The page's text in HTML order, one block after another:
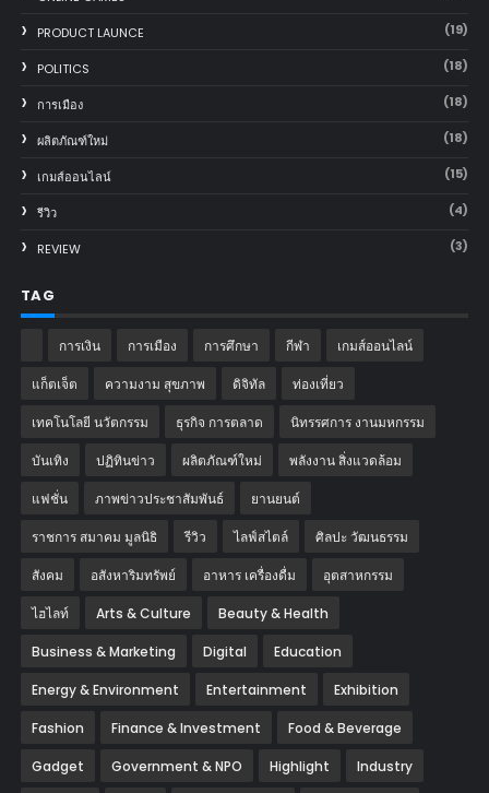
PRODUCT LAUNCE (19)
POLITICS (18)
การเมือง (18)
ผลิตภัณฑ์ใหม่ (18)
เกมส์ออนไลน์ (15)
รีวิว (4)
REVIEW (3)
TAG
การเงิน การเมือง การศึกษา กีฬา เกมส์ออนไลน์
แก็ตเจ็ต ความงาม สุขภาพ ดิจิทัล ท่องเที่ยว
เทคโนโลยี นวัตกรรม ธุรกิจ การตลาด นิทรรศการ งานมหกรรม
บันเทิง ปฏิทินข่าว ผลิตภัณฑ์ใหม่ พลังงาน สิ่งแวดล้อม
แฟชั่น ภาพข่าวประชาสัมพันธ์ ‎ยานยนต์‎
ราชการ สมาคม มูลนิธิ รีวิว ไลฟ์สไตล์ ศิลปะ วัฒนธรรม
สังคม อสังหาริมทรัพย์ อาหาร เครื่องดื่ม อุตสาหกรรม
ไฮไลท์ Arts & Culture Beauty & Health
Business & Marketing Digital Education
Energy & Environment Entertainment Exhibition
Fashion Finance & Investment Food & Beverage
Gadget Government & NPO Highlight Industry